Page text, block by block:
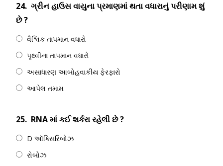
24. ગ્રીન હાઉસ વાયુના પ્રમાણમાં થતા વધારાનું પરીણામ શું
છે ?
વૈશ્વિક તાપમાન વધારો
પૃથ્વીના તાપમાન વધારો
અસાધારણ આબોહવાકીય ફેરફારો
આપેલ તમામ
25. RNA માં કઈ શર્કરા રહેલી છે ?
D ઑક્સિરિબોઝ
રોબોઝ